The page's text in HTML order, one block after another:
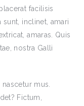
facilisis
inclinet, amari
amaras. Quis
nostra Galli
mus.
Fictum,